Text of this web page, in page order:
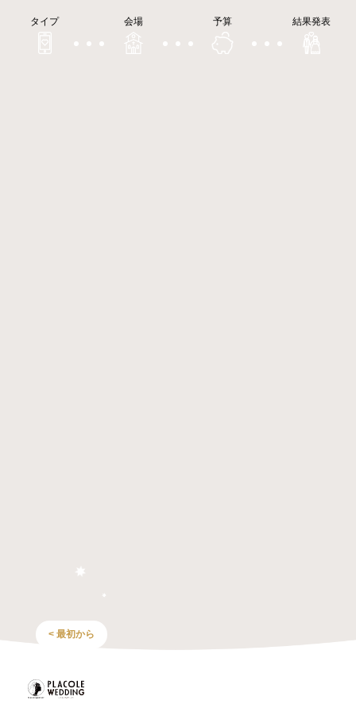
タイプ 会場 予算 結果発表
< 最初から